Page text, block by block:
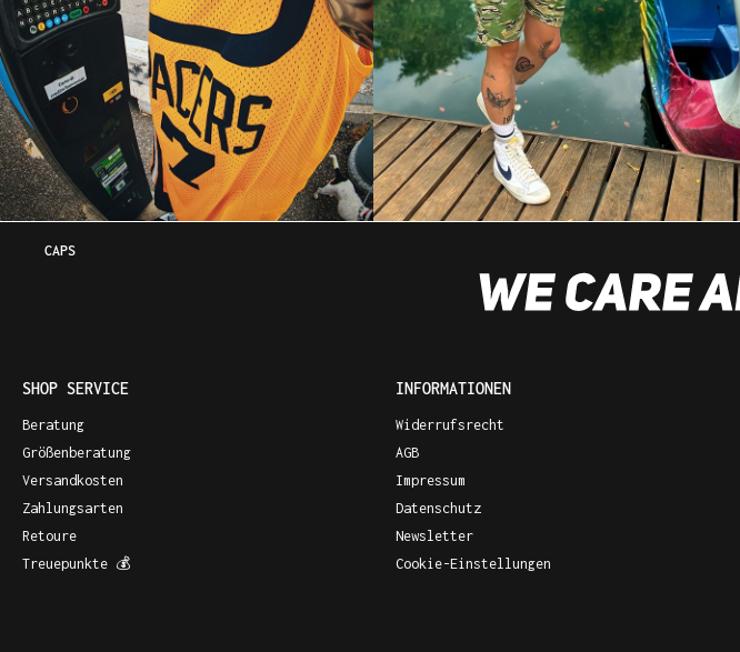
CAPS
SHOP SERVICE
Beratung
Größenberatung
Versandkosten
Zahlungsarten
Retoure
Treuepunkte 💰
INFORMATIONEN
Widerrufsrecht
AGB
Impressum
Datenschutz
Newsletter
Cookie-Einstellungen